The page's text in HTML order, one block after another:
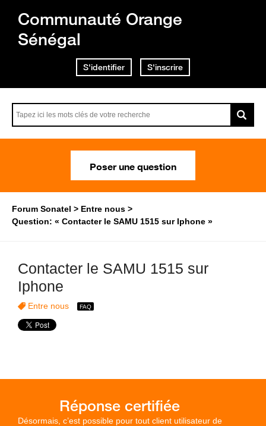
Communauté Orange
Sénégal
S'identifier S'inscrire
Poser une question
Forum Sonatel
Entre nous
Question: « Contacter le SAMU 1515 sur Iphone »
Contacter le SAMU 1515 sur
Iphone
Entre nous
Désormais, c’est possible pour tout client utilisateur de